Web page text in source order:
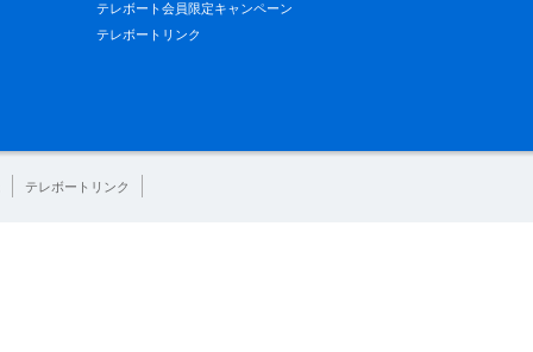
テレボート会員限定キャンペーン
テレボートリンク
テレボートリンク